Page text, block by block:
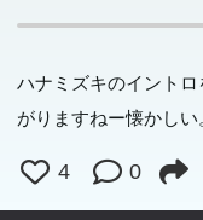
ハナミズキのイント
がりますねー懐かしい
4 0